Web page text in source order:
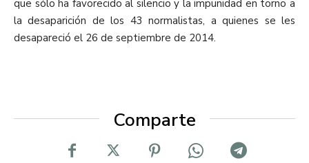
que sólo ha favorecido al silencio y la impunidad en torno a
la desaparición de los 43 normalistas, a quienes se les
desapareció el 26 de septiembre de 2014.
Comparte